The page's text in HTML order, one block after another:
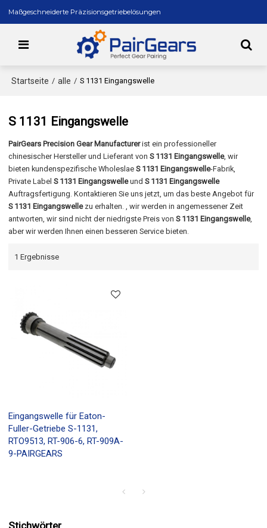
Maßgeschneiderte Präzisionsgetriebelösungen
Startseite / alle / S 1131 Eingangswelle
S 1131 Eingangswelle
PairGears Precision Gear Manufacturerist ein professioneller
chinesischer Hersteller und Lieferant vonS 1131 Eingangswelle, wir
bieten kundenspezifische WholeslaeS 1131 Eingangswelle-Fabrik,
Private LabelS 1131 EingangswelleundS 1131 Eingangswelle
Auftragsfertigung. Kontaktieren Sie uns jetzt, um das beste Angebot für
S 1131 Eingangswellezu erhalten. , wir werden in angemessener Zeit
antworten, wir sind nicht der niedrigste Preis vonS 1131 Eingangswelle,
aber wir werden Ihnen einen besseren Service bieten.
1 Ergebnisse
Eingangswelle für Eaton-
Fuller-Getriebe S-1131,
RTO9513, RT-906-6, RT-909A-
9-PAIRGEARS
Stichwörter